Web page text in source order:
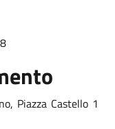
Piazza Castello 1